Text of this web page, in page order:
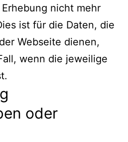
nicht mehr
ist für die Daten, die
Webseite dienen,
wenn die jeweilige
oder